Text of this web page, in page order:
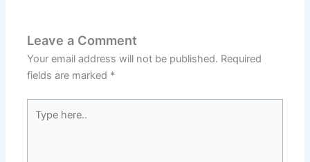
Leave a Comment
Your email address will not be published. Required
fields are marked *
here..